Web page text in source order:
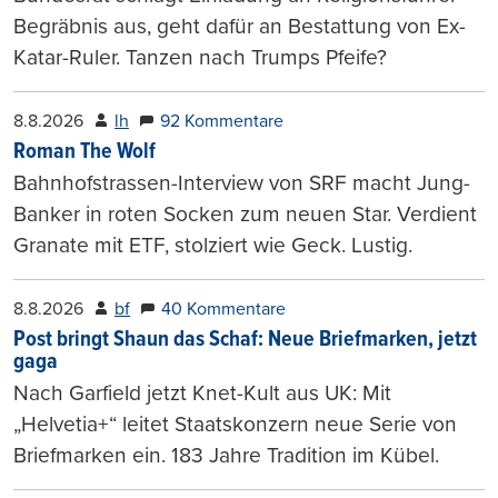
Begräbnis aus, geht dafür an Bestattung von Ex-
Katar-Ruler. Tanzen nach Trumps Pfeife?
8.8.2026 lh 92 Kommentare
Roman The Wolf
Bahnhofstrassen-Interview von SRF macht Jung-
Banker in roten Socken zum neuen Star. Verdient
Granate mit ETF, stolziert wie Geck. Lustig.
8.8.2026 bf 40 Kommentare
Post bringt Shaun das Schaf: Neue Briefmarken, jetzt
gaga
Nach Garfield jetzt Knet-Kult aus UK: Mit
„Helvetia+“ leitet Staatskonzern neue Serie von
Briefmarken ein. 183 Jahre Tradition im Kübel.